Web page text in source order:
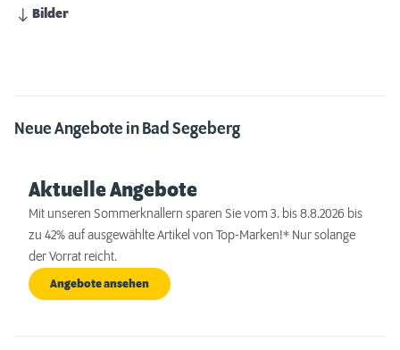
Bilder
Neue Angebote in Bad Segeberg
Aktuelle Angebote
Mit unseren Sommerknallern sparen Sie vom 3. bis 8.8.2026 bis
zu 42% auf ausgewählte Artikel von Top-Marken!* Nur solange
der Vorrat reicht.
Angebote ansehen